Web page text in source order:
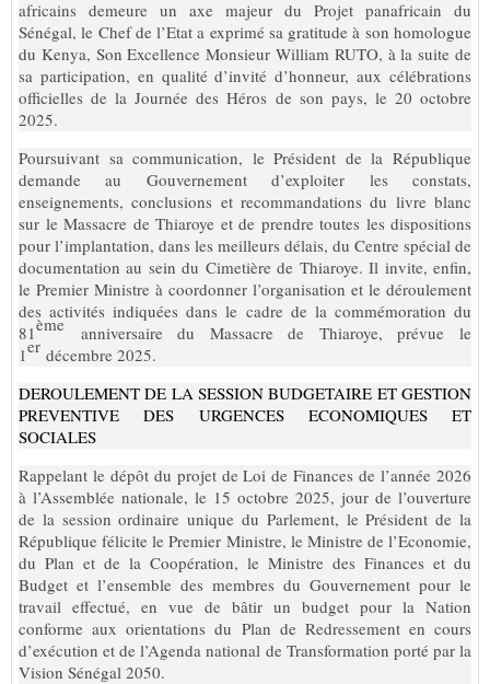
africains demeure un axe majeur du Projet panafricain du
Sénégal, le Chef de l’Etat a exprimé sa gratitude à son homologue
du Kenya, Son Excellence Monsieur William RUTO, à la suite de
sa participation, en qualité d’invité d’honneur, aux célébrations
officielles de la Journée des Héros de son pays, le 20 octobre
2025.
Poursuivant sa communication, le Président de la République
demande au Gouvernement d’exploiter les constats,
enseignements, conclusions et recommandations du livre blanc
sur le Massacre de Thiaroye et de prendre toutes les dispositions
pour l’implantation, dans les meilleurs délais, du Centre spécial de
documentation au sein du Cimetière de Thiaroye. Il invite, enfin,
le Premier Ministre à coordonner l’organisation et le déroulement
des activités indiquées dans le cadre de la commémoration du
81ème anniversaire du Massacre de Thiaroye, prévue le
1er décembre 2025.
DEROULEMENT DE LA SESSION BUDGETAIRE ET GESTION
PREVENTIVE DES URGENCES ECONOMIQUES ET
SOCIALES
Rappelant le dépôt du projet de Loi de Finances de l’année 2026
à l’Assemblée nationale, le 15 octobre 2025, jour de l’ouverture
de la session ordinaire unique du Parlement, le Président de la
République félicite le Premier Ministre, le Ministre de l’Economie,
du Plan et de la Coopération, le Ministre des Finances et du
Budget et l’ensemble des membres du Gouvernement pour le
travail effectué, en vue de bâtir un budget pour la Nation
conforme aux orientations du Plan de Redressement en cours
d’exécution et de l’Agenda national de Transformation porté par la
Vision Sénégal 2050.